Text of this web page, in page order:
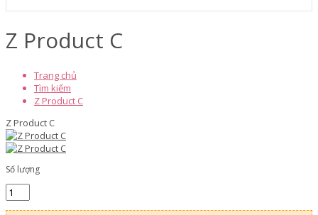
Z Product C
Trang chủ
Tìm kiếm
Z Product C
Z Product C
Số lượng